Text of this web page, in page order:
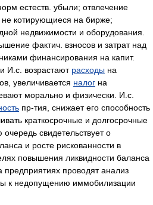
естеств. убыли; отвлечение
котирующиеся на бирже;
недвижимости и оборудования.
фактич. взносов и затрат над
финансирования на капит.
И.с. возрастают расходы на
увеличивается налог на
морально и физически. И.с.
пр-тия, снижает его способность
краткосрочные и долгосрочные
свидетельствует о
и росте рискованности в
повышения ликвидности баланса
предприятиях проводят анализ
к недопущению иммобилизации